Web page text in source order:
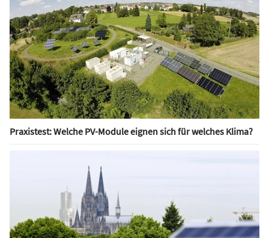
Praxistest: Welche PV-Module eignen sich für welches Klima?